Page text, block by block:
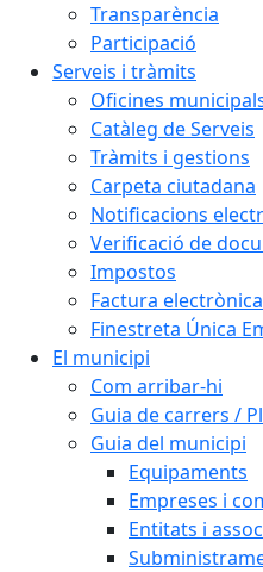
Transparència
Participació
Serveis i tràmits
Oficines
Catàleg de Serveis
Tràmits i gestions
Carpeta ciutadana
Notificacions
Verificació de
Impostos
Factura electrònica
Finestreta Única
El municipi
Com arribar-hi
Guia de carrers /
Guia del municipi
Equipaments
Empreses i
Entitats i